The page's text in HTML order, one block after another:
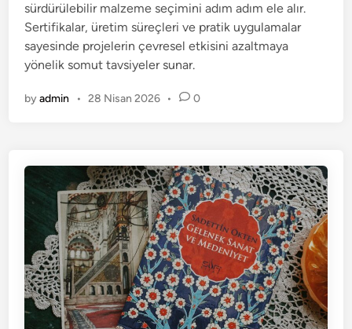
sürdürülebilir malzeme seçimini adım adım ele alır.
Sertifikalar, üretim süreçleri ve pratik uygulamalar
sayesinde projelerin çevresel etkisini azaltmaya
yönelik somut tavsiyeler sunar.
byadmin • 28 Nisan 2026 • 0